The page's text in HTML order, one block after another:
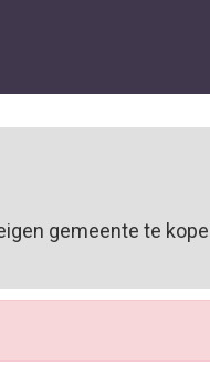
gemeente te